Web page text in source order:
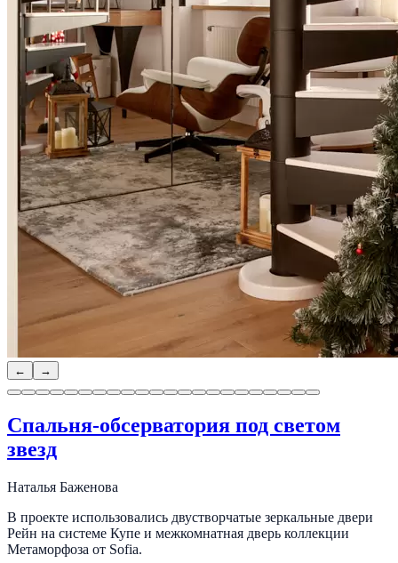
← →
Спальня-обсерватория под светом
звезд
Наталья Баженова
В проекте использовались двустворчатые зеркальные двери
Рейн на системе Купе и межкомнатная дверь коллекции
Метаморфоза от Sofia.